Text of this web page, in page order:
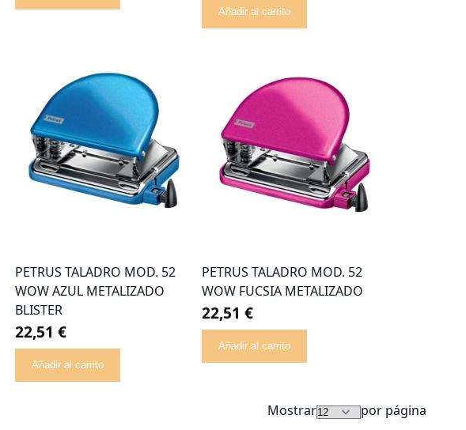
Añadir al carrito
PETRUS TALADRO MOD. 52
WOW AZUL METALIZADO
BLISTER
22,51 €
Añadir al carrito
PETRUS TALADRO MOD. 52
WOW FUCSIA METALIZADO
22,51 €
Añadir al carrito
Mostrar por página